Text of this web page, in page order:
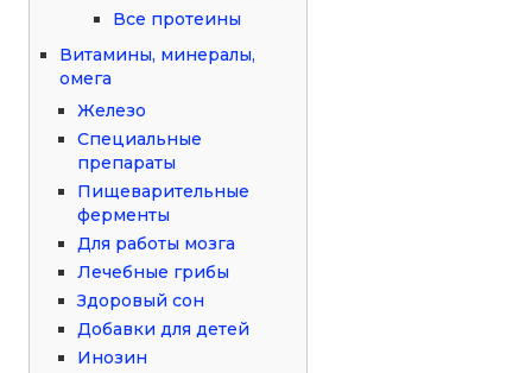
Все протеины
Витамины, минералы,
омега
Железо
Специальные
препараты
Пищеварительные
ферменты
Для работы мозга
Лечебные грибы
Здоровый сон
Добавки для детей
Инозин